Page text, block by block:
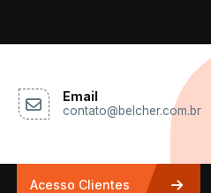
Email
contato@belcher.com.br
Acesso Clientes